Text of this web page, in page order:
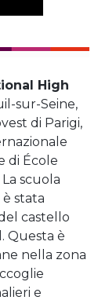
High
sur-Seine,
di Parigi,
di École
scuola
stata
castello
Questa è
nella zona
e